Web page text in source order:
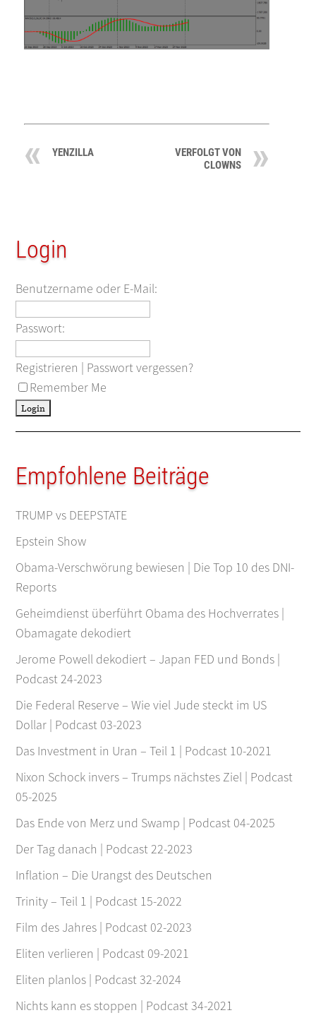
YENZILLA
VERFOLGT VON
CLOWNS
Login
Benutzername oder E-Mail:
Passwort:
Registrieren | Passwort vergessen?
Remember Me
Empfohlene Beiträge
TRUMP vs DEEPSTATE
Epstein Show
Obama-Verschwörung bewiesen | Die Top 10 des DNI-
Reports
Geheimdienst überführt Obama des Hochverrates |
Obamagate dekodiert
Jerome Powell dekodiert – Japan FED und Bonds |
Podcast 24-2023
Die Federal Reserve – Wie viel Jude steckt im US
Dollar | Podcast 03-2023
Das Investment in Uran – Teil 1 | Podcast 10-2021
Nixon Schock invers – Trumps nächstes Ziel | Podcast
05-2025
Das Ende von Merz und Swamp | Podcast 04-2025
Der Tag danach | Podcast 22-2023
Inflation – Die Urangst des Deutschen
Trinity – Teil 1 | Podcast 15-2022
Film des Jahres | Podcast 02-2023
Eliten verlieren | Podcast 09-2021
Eliten planlos | Podcast 32-2024
Nichts kann es stoppen | Podcast 34-2021